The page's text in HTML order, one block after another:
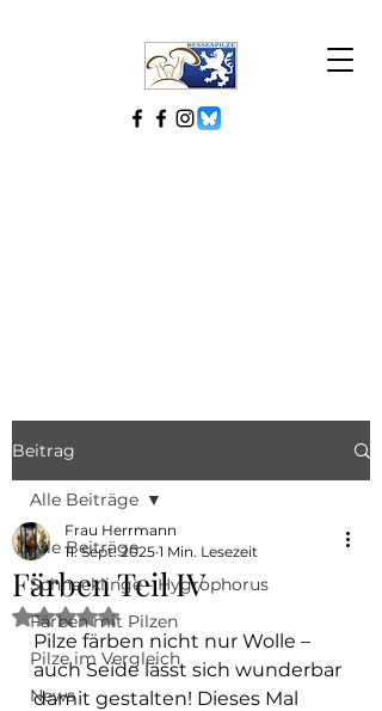
Beitrag
Alle Beiträge
Schnecklinge - Hygrophorus
Färben mit Pilzen
Pilze im Vergleich
News
Alle Beiträge
Färben Teil IV
Frau Herrmann
11. Sept. 2025 1 Min. Lesezeit
Mit NaN von 5 Sternen bewertet.
Pilze färben nicht nur Wolle –
auch Seide lässt sich wunderbar
damit gestalten! Dieses Mal